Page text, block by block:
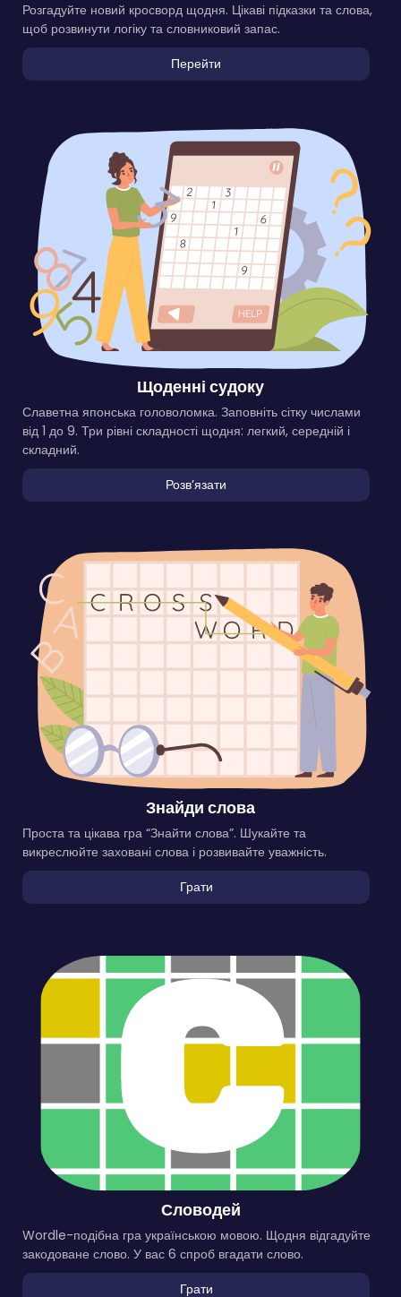
Розгадуйте новий кросворд щодня. Цікаві підказки та слова,
щоб розвинути логіку та словниковий запас.
Перейти
Щоденні судоку
Славетна японська головоломка. Заповніть сітку числами
від 1 до 9. Три рівні складності щодня: легкий, середній і
складний.
Розвʼязати
Знайди слова
Проста та цікава гра “Знайти слова”. Шукайте та
викреслюйте заховані слова і розвивайте уважність.
Грати
Словодей
Wordle-подібна гра українською мовою. Щодня відгадуйте
закодоване слово. У вас 6 спроб вгадати слово.
Грати